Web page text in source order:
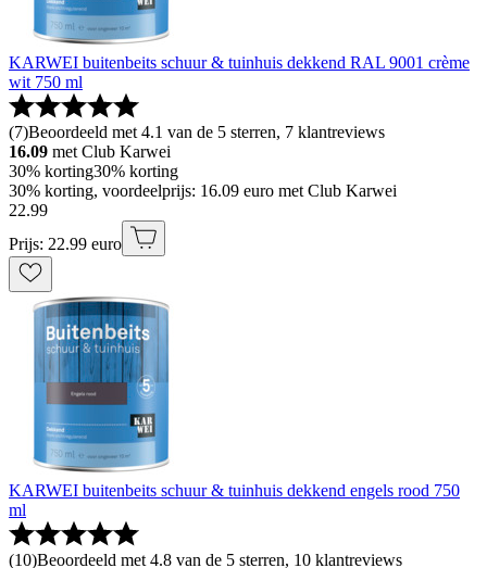
KARWEI buitenbeits schuur & tuinhuis dekkend RAL 9001 crème
wit 750 ml
(7)Beoordeeld met 4.1 van de 5 sterren, 7 klantreviews
16.09 met Club Karwei
30% korting30% korting
30% korting, voordeelprijs: 16.09 euro met Club Karwei
22.99
Prijs: 22.99 euro
KARWEI buitenbeits schuur & tuinhuis dekkend engels rood 750
ml
(10)Beoordeeld met 4.8 van de 5 sterren, 10 klantreviews